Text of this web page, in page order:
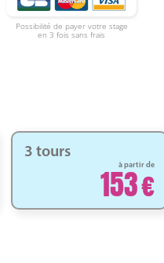
Possibilité de payer votre stage
en 3 fois sans frais
3 tours
à partir de
153